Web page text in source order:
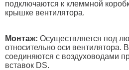
подключаются к клеммной
крышке вентилятора.
Монтаж: Осуществляется под
относительно оси вентилятора.
соединяются с воздуховодами
вставок DS.